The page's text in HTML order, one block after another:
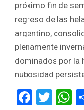
próximo fin de
regreso de las
argentino,
plenamente
dominados por la
nubosidad
F
T